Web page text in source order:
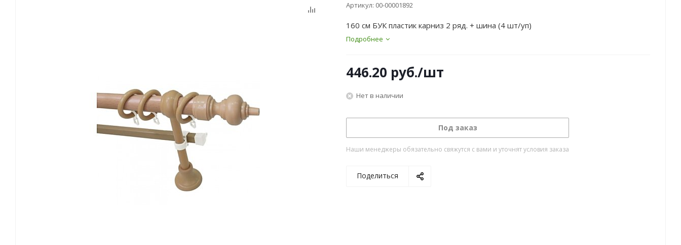
Артикул: 00-00001892
160 см БУК пластик карниз 2 ряд. + шина (4 шт/уп)
Подробнее
446.20 руб./шт
Нет в наличии
Под заказ
Наши менеджеры обязательно свяжутся с вами и уточнят условия заказа
Поделиться